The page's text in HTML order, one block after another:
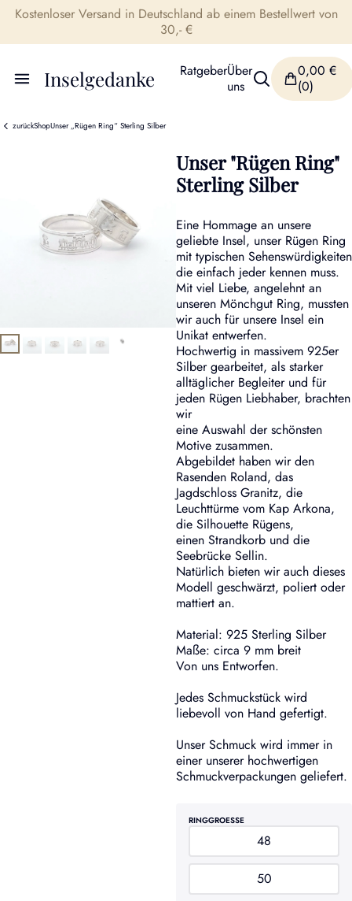
Kostenloser Versand in Deutschland ab einem Bestellwert von
30,- €
Inselgedanke RatgeberÜber
uns
0,00 €
(0)
zurückShopUnser „Rügen Ring“ Sterling Silber
Unser "Rügen Ring"
Sterling Silber
Eine Hommage an unsere
geliebte Insel, unser Rügen Ring
mit typischen Sehenswürdigkeiten
die einfach jeder kennen muss.
Mit viel Liebe, angelehnt an
unseren Mönchgut Ring, mussten
wir auch für unsere Insel ein
Unikat entwerfen.
Hochwertig in massivem 925er
Silber gearbeitet, als starker
alltäglicher Begleiter und für
jeden Rügen Liebhaber, brachten
wir
eine Auswahl der schönsten
Motive zusammen.
Abgebildet haben wir den
Rasenden Roland, das
Jagdschloss Granitz, die
Leuchttürme vom Kap Arkona,
die Silhouette Rügens,
einen Strandkorb und die
Seebrücke Sellin.
Natürlich bieten wir auch dieses
Modell geschwärzt, poliert oder
mattiert an.
Material: 925 Sterling Silber
Maße: circa 9 mm breit
Von uns Entworfen.
Jedes Schmuckstück wird
liebevoll von Hand gefertigt.
Unser Schmuck wird immer in
einer unserer hochwertigen
Schmuckverpackungen geliefert.
RINGGROESSE
48
50